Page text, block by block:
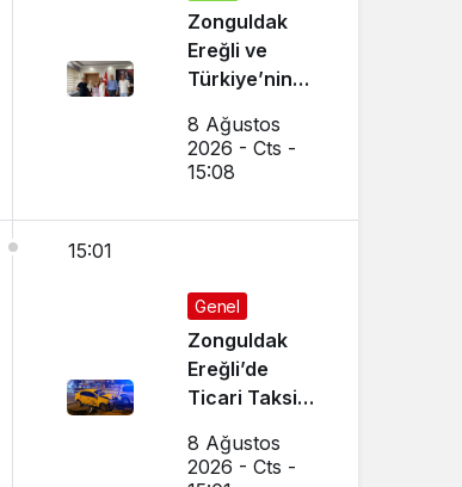
Zonguldak
Ereğli ve
Türkiye’nin
8 Ağustos
2026 - Cts -
15:08
15:01
Genel
Zonguldak
Ereğli’de
Ticari Taksi
Çarpıştı
8 Ağustos
2026 - Cts -